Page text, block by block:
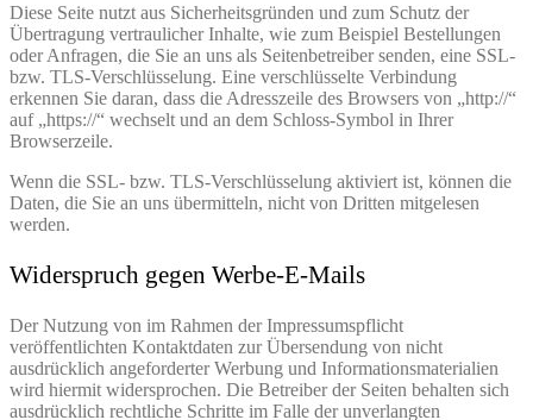
Diese Seite nutzt aus Sicherheitsgründen und zum Schutz der
Übertragung vertraulicher Inhalte, wie zum Beispiel Bestellungen
oder Anfragen, die Sie an uns als Seitenbetreiber senden, eine SSL-
bzw. TLS-Verschlüsselung. Eine verschlüsselte Verbindung
erkennen Sie daran, dass die Adresszeile des Browsers von „http://“
auf „https://“ wechselt und an dem Schloss-Symbol in Ihrer
Browserzeile.
Wenn die SSL- bzw. TLS-Verschlüsselung aktiviert ist, können die
Daten, die Sie an uns übermitteln, nicht von Dritten mitgelesen
werden.
Widerspruch gegen Werbe-E-Mails
Der Nutzung von im Rahmen der Impressumspflicht
veröffentlichten Kontaktdaten zur Übersendung von nicht
ausdrücklich angeforderter Werbung und Informationsmaterialien
wird hiermit widersprochen. Die Betreiber der Seiten behalten sich
ausdrücklich rechtliche Schritte im Falle der unverlangten